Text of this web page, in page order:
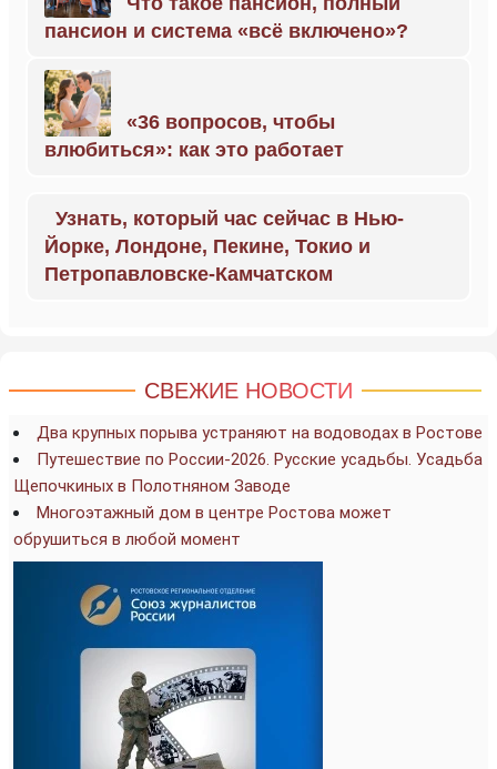
пансион и система «всё включено»?
«36 вопросов, чтобы
влюбиться»: как это работает
Узнать, который час сейчас в Нью-
Йорке, Лондоне, Пекине, Токио и
Петропавловске-Камчатском
СВЕЖИЕ НОВОСТИ
Два крупных порыва устраняют на водоводах в Ростове
Путешествие по России-2026. Русские усадьбы. Усадьба
Щепочкиных в Полотняном Заводе
Многоэтажный дом в центре Ростова может
обрушиться в любой момент